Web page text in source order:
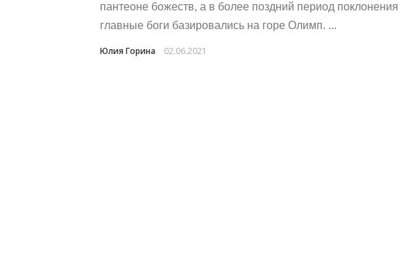
пантеоне божеств, а в более поздний период поклонения
главные боги базировались на горе Олимп. ...
Юлия Горина 02.06.2021